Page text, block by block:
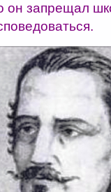
он запрещал